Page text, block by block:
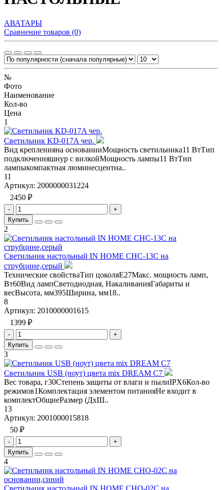
АВАТАРЫ
Сравнение товаров (0)
№
Фото
Наименование
Кол-во
Цена
1
Светильник KD-017A чер.
Вид крепленияна основанииМощность светильника11 ВтТип
подключенияшнур с вилкойМощность лампы11 ВтТип
лампыкомпактная люминесцентна..
11
Артикул: 2000000031224
2450 ₽
-
+
Купить
2
Светильник настольный IN HOME СНС-13С на
струбцине,серый
Технические свойстваТип цоколяE27Макс. мощность ламп,
Вт60Вид лампСветодиодная, НакаливанияГабариты и
весВысота, мм395Ширина, мм18..
8
Артикул: 2010000001615
1399 ₽
-
+
Купить
3
Светильник USB (ноут) цвета mix DREAM C7
Вес товара, г30Степень защиты от влаги и пылиIPX6Кол-во
режимов1Комплектация элементом питанияНе входит в
комплектОбщиеРазмер (ДхШ..
13
Артикул: 2001000015818
50 ₽
-
+
Купить
4
Светильник настольный IN HOME СНО-02С на